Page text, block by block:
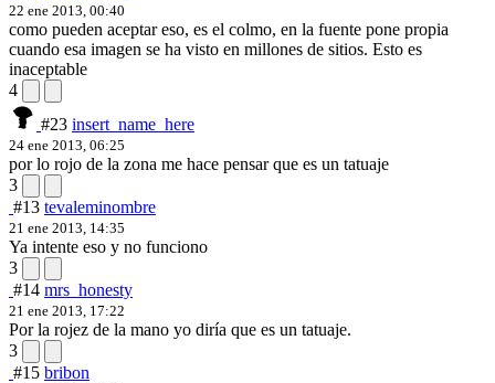
22 ene 2013, 00:40
como pueden aceptar eso, es el colmo, en la fuente pone propia
cuando esa imagen se ha visto en millones de sitios. Esto es
inaceptable
4
#23 insert_name_here
24 ene 2013, 06:25
por lo rojo de la zona me hace pensar que es un tatuaje
3
#13 tevaleminombre
21 ene 2013, 14:35
Ya intente eso y no funciono
3
#14 mrs_honesty
21 ene 2013, 17:22
Por la rojez de la mano yo diría que es un tatuaje.
3
#15 bribon